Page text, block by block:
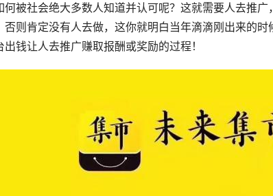
何被社会绝大多数人知道并认可呢？这就需要人去推
否则肯定没有人去做，这你就明白当年滴滴刚出来的
钱让人去推广赚取报酬或奖励的过程！